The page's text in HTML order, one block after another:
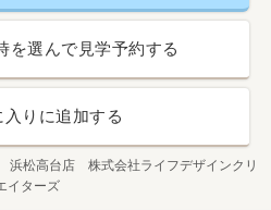
を選んで見学予約する
入りに追加する
浜松高台店 株式会社ライフデザインクリ
イターズ